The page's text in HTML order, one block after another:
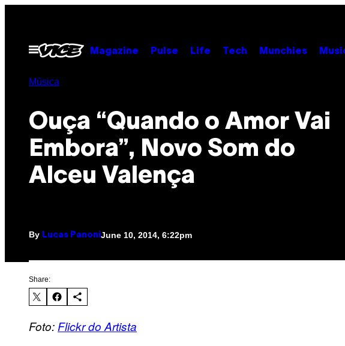
contentOpen
Menu
Magazine Pulse Life Tech Munchies
Música
Ouça “Quando o Amor Vai
Embora”, Novo Som do
Alceu Valença
By Lucas Panoni June 10, 2014, 6:22pm
Share:
Foto:Flickr do Artista